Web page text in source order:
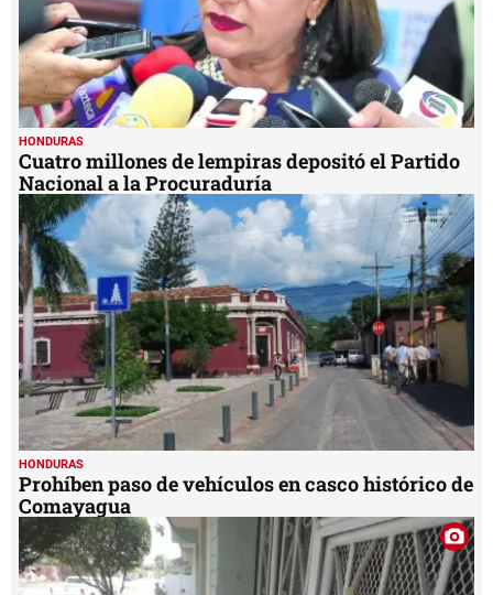
HONDURAS
Cuatro millones de lempiras depositó el Partido
Nacional a la Procuraduría
HONDURAS
Prohíben paso de vehículos en casco histórico de
Comayagua